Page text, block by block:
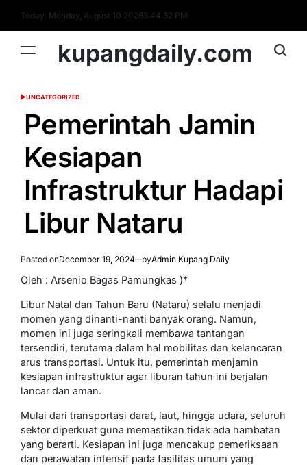
content
Today: Monday, August 10 20263:44:33 PM
kupangdaily.com
POSTED
UNCATEGORIZED
Pemerintah Jamin
Kesiapan
Infrastruktur Hadapi
Libur Nataru
Posted onDecember 19, 2024 byAdmin Kupang Daily
Oleh : Arsenio Bagas Pamungkas )*
Libur Natal dan Tahun Baru (Nataru) selalu menjadi
momen yang dinanti-nanti banyak orang. Namun,
momen ini juga seringkali membawa tantangan
tersendiri, terutama dalam hal mobilitas dan kelancaran
arus transportasi. Untuk itu, pemerintah menjamin
kesiapan infrastruktur agar liburan tahun ini berjalan
lancar dan aman.
Mulai dari transportasi darat, laut, hingga udara, seluruh
sektor diperkuat guna memastikan tidak ada hambatan
yang berarti. Kesiapan ini juga mencakup pemeriksaan
dan perawatan intensif pada fasilitas umum yang